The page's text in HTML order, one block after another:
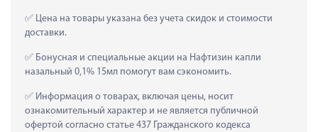
Цена на товары указана без учета скидок и стоимости
доставки.
Бонусная и специальные акции на Нафтизин капли
назальный 0,1% 15мл помогут вам сэкономить.
Информация о товарах, включая цены, носит
ознакомительный характер и не является публичной
офертой согласно статье 437 Гражданского кодекса